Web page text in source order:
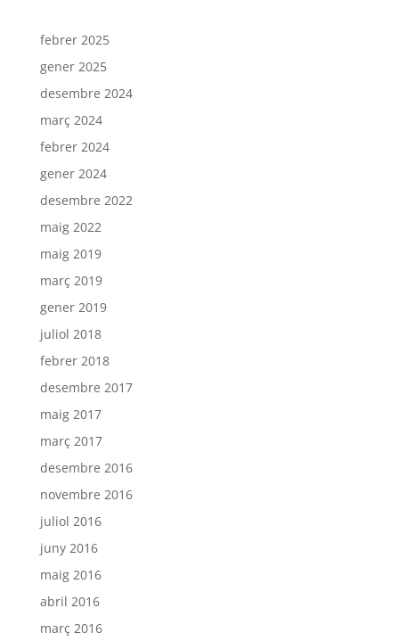
febrer 2025
gener 2025
desembre 2024
març 2024
febrer 2024
gener 2024
desembre 2022
maig 2022
maig 2019
març 2019
gener 2019
juliol 2018
febrer 2018
desembre 2017
maig 2017
març 2017
desembre 2016
novembre 2016
juliol 2016
juny 2016
maig 2016
abril 2016
març 2016